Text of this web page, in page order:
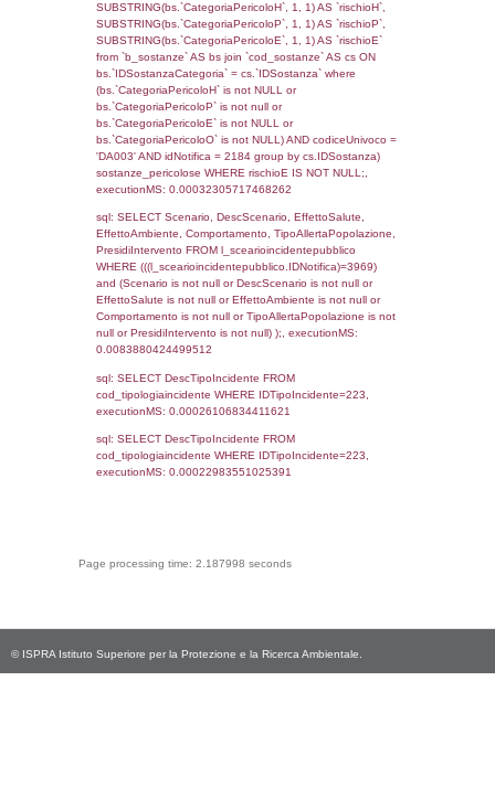
cod_territori_tipologia ON
(f_territori_limitrofi.IDTipologiaTerritorio =
cod_territori_tipologia.IDTipologiaTerritorio)
(f_territori_limitrofi.IDTipoTerritorio =
cod_territori_tipologia.IDTerritorioTP)
(((f_territori_limitrofi.IDNotifica)=3969) AND
((f_territori_limitrofi.IDTipoTerritorio)=8)),
0.068033933639526
sql: SELECT
reg_f_territori_limitrofi.Direzione,
reg_f_territori_limitrofi.Denominazione,
_limitrofi.DescAltro FROM
(reg_f_territori_limitrofi.IDTipologiaTerritorio =
cod_territori_tipologia.IDTipologiaTerritorio)
(reg_f_territori_limitrofi.IDTipoTerritorio =
cod_territori_tipologia.IDTerritorioTP)